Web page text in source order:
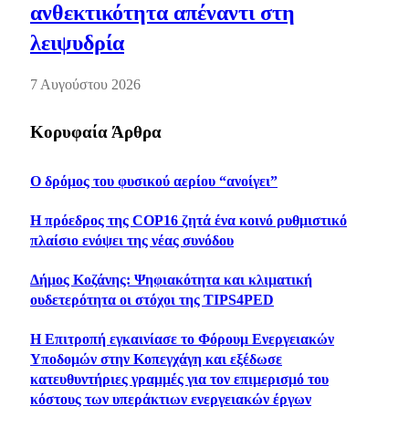
ανθεκτικότητα απέναντι στη
λειψυδρία
7 Αυγούστου 2026
Κορυφαία Άρθρα
Ο δρόμος του φυσικού αερίου “ανοίγει”
Η πρόεδρος της COP16 ζητά ένα κοινό ρυθμιστικό
πλαίσιο ενόψει της νέας συνόδου
Δήμος Κοζάνης: Ψηφιακότητα και κλιματική
ουδετερότητα οι στόχοι της TIPS4PED
Η Επιτροπή εγκαινίασε το Φόρουμ Ενεργειακών
Υποδομών στην Κοπεγχάγη και εξέδωσε
κατευθυντήριες γραμμές για τον επιμερισμό του
κόστους των υπεράκτιων ενεργειακών έργων